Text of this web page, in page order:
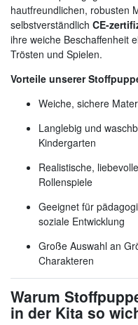
hautfreundlichen, robusten
selbstverständlich CE-
ihre weiche Beschaffenheit
Trösten und Spielen.
Vorteile unserer
Weiche, sichere
Langlebig und
Kindergarten
Realistische,
Rollenspiele
Geeignet für
soziale Entwicklung
Große Auswahl an
Charakteren
Warum
in der Kita so